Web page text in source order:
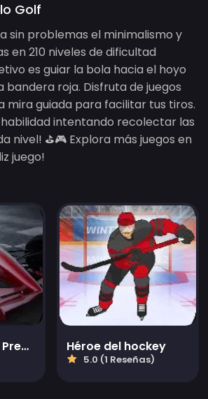
Golf
sin problemas el minimalismo y
en 210 niveles de dificultad
es guiar la bola hacia el hoyo
bandera roja. Disfruta de juegos
mira guiada para facilitar tus tiros.
habilidad intentando recolectar las
nivel! ⛳️🎮 Explora más juegos en
juego!
Héroe del Gran Premio Héroe del hockey
5.0 (1 Reseñas)